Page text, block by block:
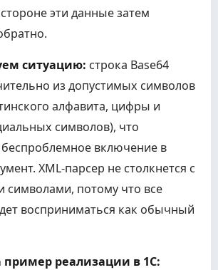
эти данные затем
ситуацию: строка Base64
из допустимых символов
алфавита, цифры и
символов), что
беспроблемное включение в
XML-парсер не столкнется с
символами, потому что все
восприниматься как обычный
реализации в 1С: